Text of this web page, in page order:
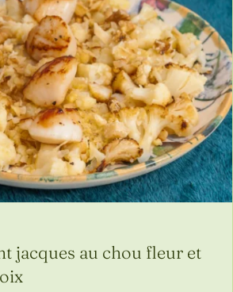
jacques au chou fleur et